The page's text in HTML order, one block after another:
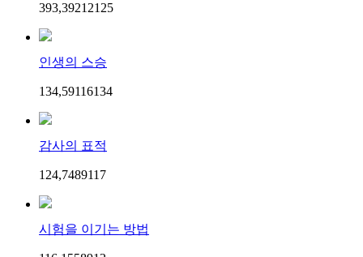
393,39212125
인생의 스승
134,59116134
감사의 표적
124,7489117
시험을 이기는 방법